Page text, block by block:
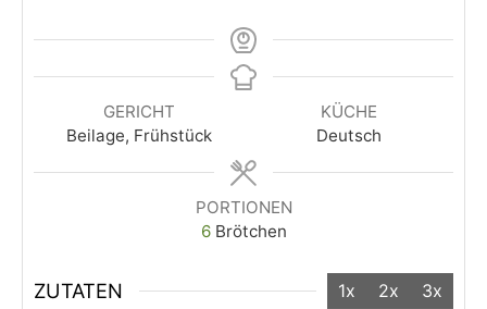
GERICHT
Beilage, Frühstück
KÜCHE
Deutsch
PORTIONEN
6 Brötchen
ZUTATEN 1x 2x 3x